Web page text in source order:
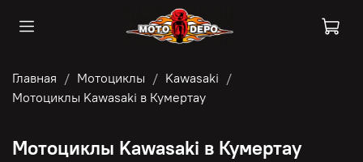
Главная Мотоциклы
Kawasaki
Мотоциклы Kawasaki в Кумертау
Мотоциклы Kawasaki в Кумертау